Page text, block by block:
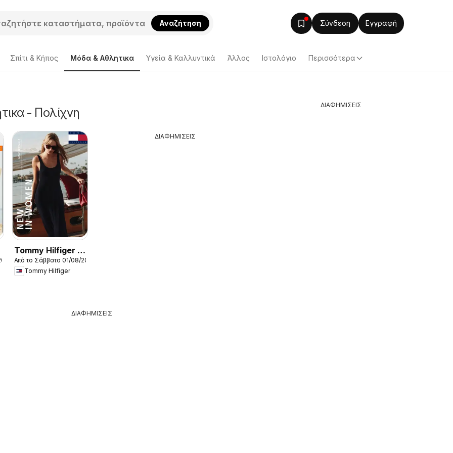
Αναζήτηση Σύνδεση Εγγραφή
Σπίτι & Κήπος Μόδα & Aθλητικα Υγεία & Καλλυντικά Άλλος Ιστολόγιο Περισσότερα
- Πολίχνη
Tommy Hilfiger -
Kατάλογος
8/2026 New in
Από το Σάββατο 01/08/2026
Tommy Hilfiger
ΔΙΑΦΗΜΙΣΕΙΣ
ΔΙΑΦΗΜΙΣΕΙΣ
ΔΙΑΦΗΜΙΣΕΙΣ